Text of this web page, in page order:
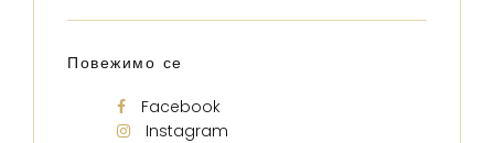
Повежимо се
Facebook
Instagram